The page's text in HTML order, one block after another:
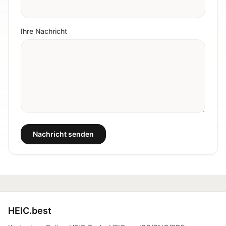
Ihre Nachricht
Nachricht senden
HEIC.best